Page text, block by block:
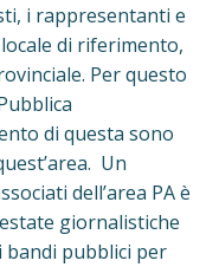
i rappresentanti e
di riferimento,
Per questo
di questa sono
Un
dell’area PA è
giornalistiche
bandi pubblici per